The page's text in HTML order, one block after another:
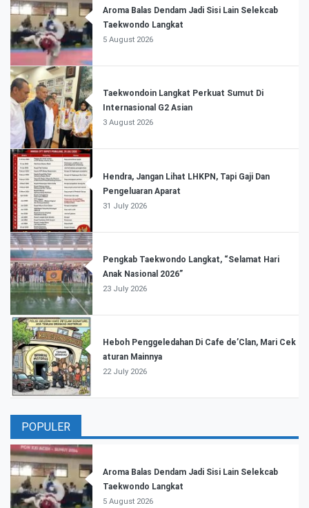
Aroma Balas Dendam Jadi Sisi Lain Selekcab
Taekwondo Langkat
5 August 2026
Taekwondoin Langkat Perkuat Sumut Di
Internasional G2 Asian
3 August 2026
Hendra, Jangan Lihat LHKPN, Tapi Gaji Dan
Pengeluaran Aparat
31 July 2026
Pengkab Taekwondo Langkat, “Selamat Hari
Anak Nasional 2026”
23 July 2026
Heboh Penggeledahan Di Cafe de’Clan, Mari Cek
aturan Mainnya
22 July 2026
POPULER
Aroma Balas Dendam Jadi Sisi Lain Selekcab
Taekwondo Langkat
5 August 2026